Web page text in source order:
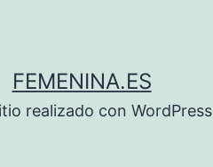
FEMENINA.ES
realizado con WordPress